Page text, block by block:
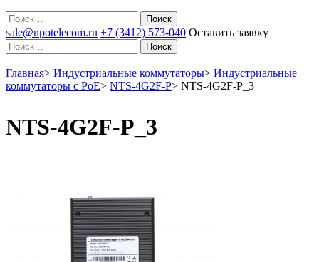
Поиск
sale@npotelecom.ru +7 (3412) 573-040 Оставить заявку
Поиск
Главная> Индустриальные коммутаторы> Индустриальные
коммутаторы c PoE> NTS-4G2F-P> NTS-4G2F-P_3
NTS-4G2F-P_3